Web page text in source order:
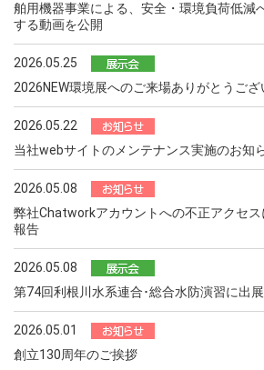
舶用機器事業による、安全・環境負荷低減
する動画を公開
2026.05.25
2026NEW環境展へのご来場ありがとうござ
2026.05.22
当社webサイトのメンテナンス実施のお知
2026.05.08
弊社Chatworkアカウントへの不正アクセ
報告
2026.05.08
第74回利根川水系連合･総合水防演習に出
2026.05.01
創立130周年のご挨拶